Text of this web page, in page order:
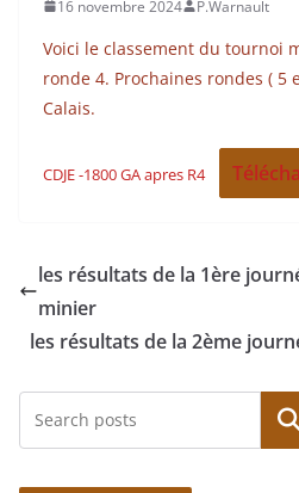
16 novembre 2024 P.Warnault
Voici le classement du tournoi
ronde 4. Prochaines rondes ( 5
Calais.
CDJE -1800 GA apres R4
les résultats de la 1ère
minier
les résultats de la 2ème